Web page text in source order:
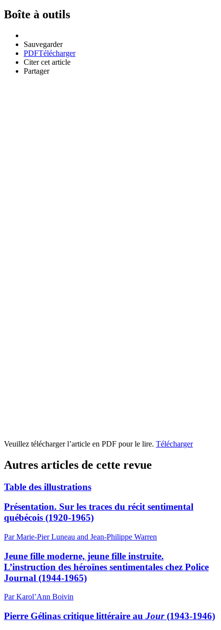
Boîte à outils
Sauvegarder
PDFTélécharger
Citer cet article
Partager
Veuillez télécharger l’article en PDF pour le lire. Télécharger
Autres articles de cette revue
Table des illustrations
Présentation. Sur les traces du récit sentimental
québécois (1920-1965)
Par Marie-Pier Luneau and Jean-Philippe Warren
Jeune fille moderne, jeune fille instruite.
L’instruction des héroïnes sentimentales chez Police
Journal (1944-1965)
Par Karol’Ann Boivin
Pierre Gélinas critique littéraire au Jour(1943-1946)